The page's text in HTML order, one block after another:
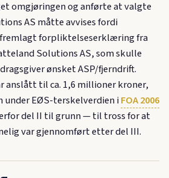
omgjøringen og anførte at valgte
AS måtte avvises fordi
forpliktelseserklæring fra
Solutions AS, som skulle
ønsket ASP/fjerndrift.
anslått til ca. 1,6 millioner kroner,
under EØS-terskelverdien iFOA 2006
del II til grunn — til tross for at
var gjennomført etter del III.